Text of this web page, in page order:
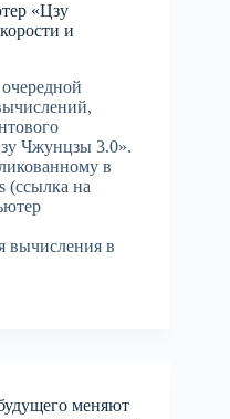
«Цзу
и
Чжунцзы 3.0».
в
(ссылка на
вычисления в
меняют